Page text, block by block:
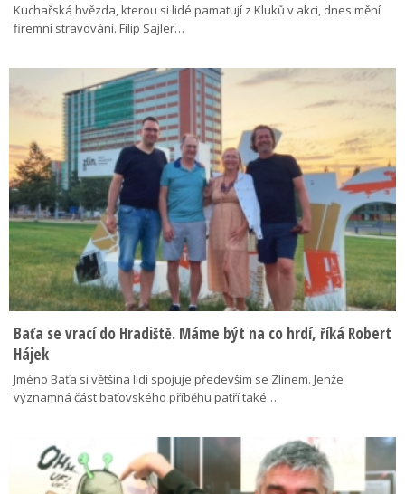
Kuchařská hvězda, kterou si lidé pamatují z Kluků v akci, dnes mění
firemní stravování. Filip Sajler…
Baťa se vrací do Hradiště. Máme být na co hrdí, říká Robert
Hájek
Jméno Baťa si většina lidí spojuje především se Zlínem. Jenže
významná část baťovského příběhu patří také…